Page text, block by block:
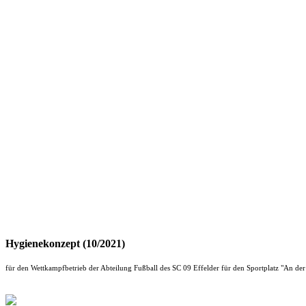
Hygienekonzept (10/2021)
für den Wettkampfbetrieb der Abteilung Fußball des SC 09 Effelder für den Sportplatz "An